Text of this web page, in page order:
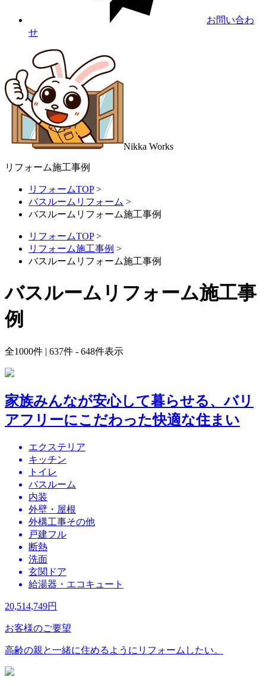
お問い合わ
せ
Nikka Works
リフォーム施工事例
リフォームTOP>
バスルームリフォーム >
バスルームリフォーム施工事例
リフォームTOP>
リフォーム施工事例 >
バスルームリフォーム施工事例
バスルームリフォーム施工事
例
全1000件 | 637件 - 648件表示
家族みんなが安心して暮らせる、バリ
アフリーにこだわった快適な住まい
エクステリア
キッチン
トイレ
バスルーム
内装
外壁・屋根
外構工事その他
戸建フル
断熱
洗面
玄関ドア
給湯器・エコキュート
20,514,749円
お客様のご要望
高齢の親と一緒に住めるようにリフォームしたい。